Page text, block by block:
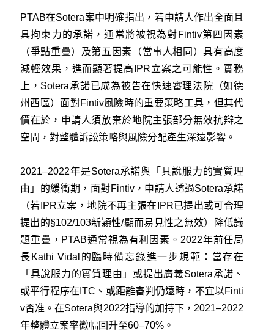
PTAB在Sotera案中明確指出，若申請人作出全面且
具拘束力的承諾，通常將被視為對Fintiv第四因素
（爭點重疊）及第五因素（當事人相同）具有高度
減輕效果，進而顯著提高IPR立案之可能性。實務
上，Sotera承諾已成為被告在快速審理法院（如德
州西區）面對Fintiv風險時的重要策略工具，但其代
價在於，申請人須放棄於地院主張部分無效抗辯之
空間，對整體訴訟策略與風險分配產生深遠影響。
2021–2022年是Sotera承諾與「具說服力的實質理
由」的緩衝期，面對Fintiv，申請人透過Sotera承諾
（若IPR立案，地院不再主張在IPR已提出或可合理
提出的§102/103新穎性/顯而易見性之無效）降低議
題重疊，PTAB通常視為有利因素。2022年前任局
長Kathi Vidal的臨時備忘錄進一步規範：當存在
「具說服力的實質理由」或提出廣義Sotera承諾、
或平行程序在ITC、或距離審判仍遠時，不宜以Finti
v否准。在Sotera與2022指導的加持下，2021–2022
年整體立案率微幅回升至60–70%。